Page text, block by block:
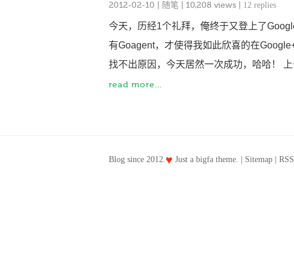
2012-02-10 随笔 | 10,208 views | 12 replies
今天，历经1个礼拜，俺终于又登上了
有Goagent，才使得我如此欣喜的在
找不出原因，今天居然一次成功，哈哈！
read more...
Blog since 2012.♥ Just a bigfa theme. | Sitemap RSS